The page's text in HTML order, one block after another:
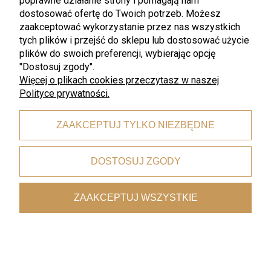
promocja
WMF - STYLE LIGHTS Deep
cm. x 23 cm.
105,75 zł 141,00 zł
Najniższa cena:105,75 zł
promocja
WMF - STYLE LIGHTS Geo Rose
9 cm
36,00 zł
Najniższa cena:36,00 zł
dostosować ofertę do Twoich potrzeb. Możesz
zaakceptować wykorzystanie przez nas wszystkich
tych plików i przejść do sklepu lub dostosować użycie
plików do swoich preferencji, wybierając opcję
"Dostosuj zgody".
Więcej o plikach cookies przeczytasz w naszej
Polityce prywatności.
ZAAKCEPTUJ TYLKO NIEZBĘDNE
DOSTOSUJ ZGODY
ZAAKCEPTUJ WSZYSTKIE